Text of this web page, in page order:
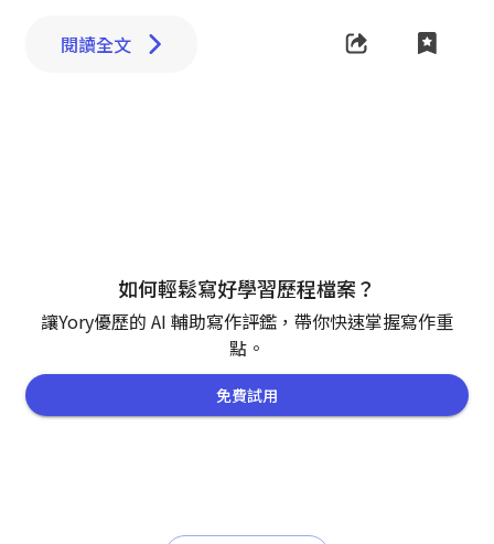
閱讀全文
如何輕鬆寫好學習歷程檔案？
讓Yory優歷的 AI 輔助寫作評鑑，帶你快速掌握寫作重
點。
免費試用